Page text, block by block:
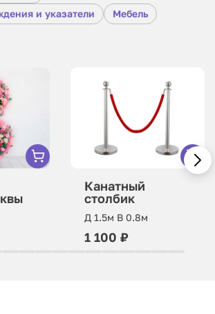
и указатели
Мебель
Канатный
столбик
Д 1.5м В 0.8м
1 100 ₽